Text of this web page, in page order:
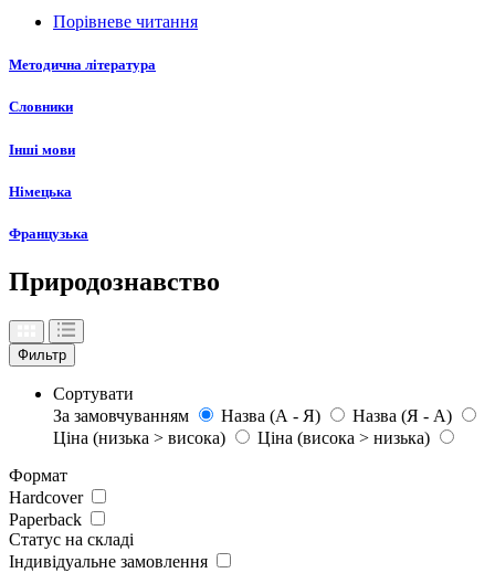
Порівневе читання
Методична література
Словники
Інші мови
Німецька
Французька
Природознавство
Фильтр
Сортувати
За замовчуванням
Назва (А - Я)
Назва (Я - А)
Ціна (низька > висока)
Ціна (висока > низька)
Формат
Hardcover
Paperback
Статус на складі
Індивідуальне замовлення